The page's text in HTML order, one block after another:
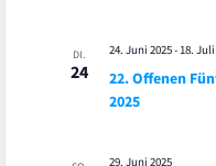
DI.
24
22. Offenen
2025
24. Juni 2025- 18. Juli
29. Juni 2025